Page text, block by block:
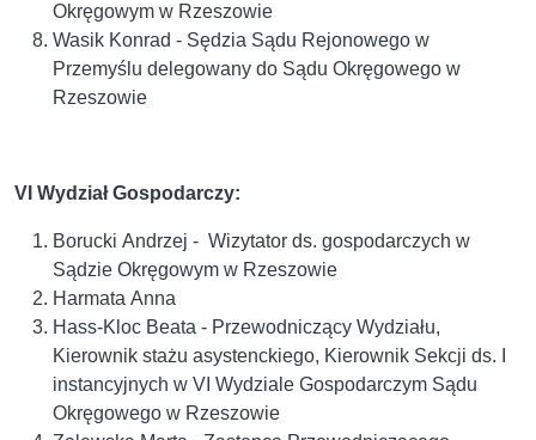
Okręgowym w Rzeszowie
Wasik Konrad - Sędzia Sądu Rejonowego w
Przemyślu delegowany do Sądu Okręgowego w
Rzeszowie
VI Wydział Gospodarczy:
Borucki Andrzej - Wizytator ds. gospodarczych w
Sądzie Okręgowym w Rzeszowie
Harmata Anna
Hass-Kloc Beata - Przewodniczący Wydziału,
Kierownik stażu asystenckiego, Kierownik Sekcji ds. I
instancyjnych w VI Wydziale Gospodarczym Sądu
Okręgowego w Rzeszowie